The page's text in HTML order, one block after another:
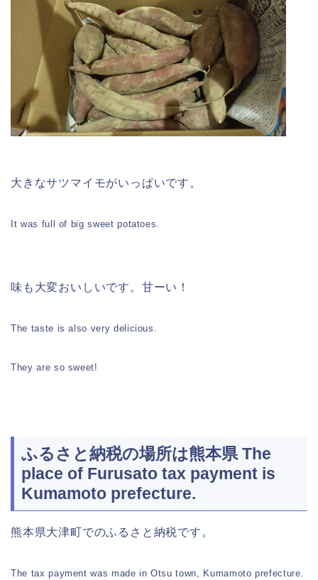
大きなサツマイモがいっぱいです。
It was full of big sweet potatoes.
味も大変おいしいです。甘ーい！
The taste is also very delicious.
They are so sweet!
ふるさと納税の場所は熊本県 The
place of Furusato tax payment is
Kumamoto prefecture.
熊本県大津町でのふるさと納税です。
The tax payment was made in Otsu town, Kumamoto prefecture.